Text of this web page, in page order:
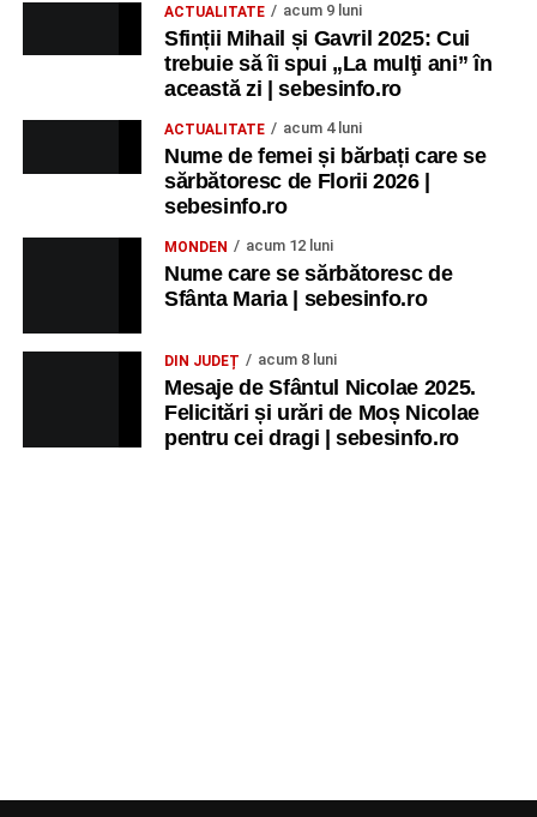
ACTUALITATE acum 9 luni
Sfinții Mihail și Gavril 2025: Cui
trebuie să îi spui „La mulţi ani” în
această zi | sebesinfo.ro
ACTUALITATE acum 4 luni
Nume de femei și bărbați care se
sărbătoresc de Florii 2026 |
sebesinfo.ro
MONDEN acum 12 luni
Nume care se sărbătoresc de
Sfânta Maria | sebesinfo.ro
DIN JUDEȚ acum 8 luni
Mesaje de Sfântul Nicolae 2025.
Felicitări și urări de Moș Nicolae
pentru cei dragi | sebesinfo.ro